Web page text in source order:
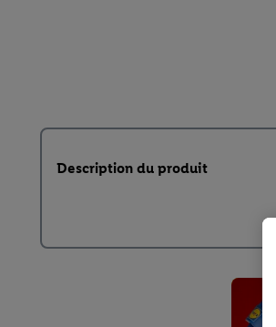
Description du produit